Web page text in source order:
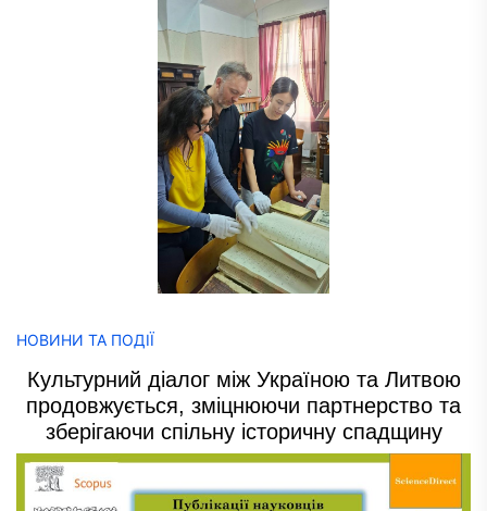
НОВИНИ ТА ПОДІЇ
Культурний діалог між Україною та Литвою
продовжується, зміцнюючи партнерство та
зберігаючи спільну історичну спадщину